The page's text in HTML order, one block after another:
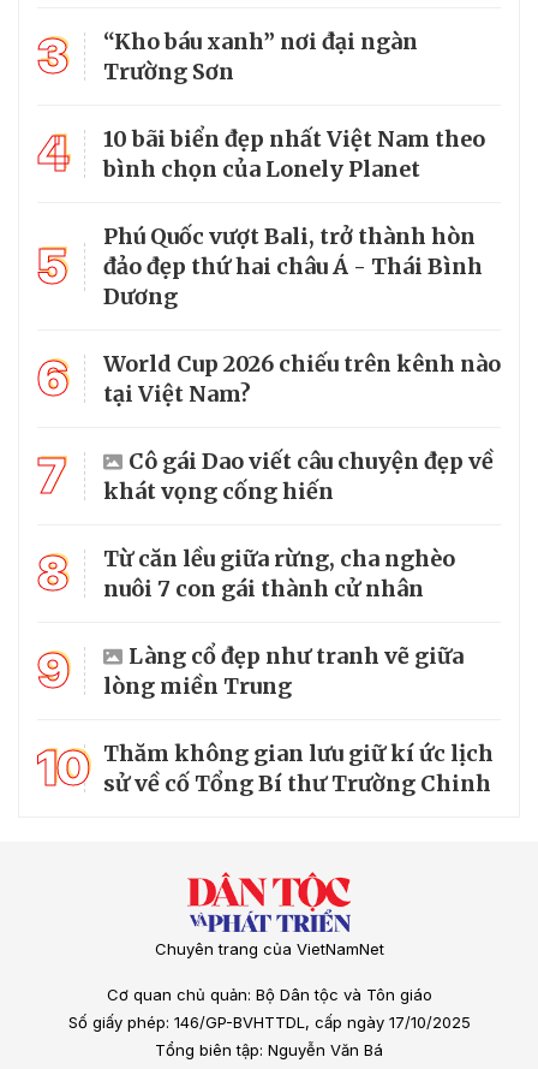
3
“Kho báu xanh” nơi đại ngàn
Trường Sơn
4
10 bãi biển đẹp nhất Việt Nam theo
bình chọn của Lonely Planet
5
Phú Quốc vượt Bali, trở thành hòn
đảo đẹp thứ hai châu Á - Thái Bình
Dương
6
World Cup 2026 chiếu trên kênh nào
tại Việt Nam?
7
Cô gái Dao viết câu chuyện đẹp về
khát vọng cống hiến
8
Từ căn lều giữa rừng, cha nghèo
nuôi 7 con gái thành cử nhân
9
Làng cổ đẹp như tranh vẽ giữa
lòng miền Trung
10 Thăm không gian lưu giữ kí ức lịch
sử về cố Tổng Bí thư Trường Chinh
Chuyên trang của VietNamNet
Cơ quan chủ quản: Bộ Dân tộc và Tôn giáo
Số giấy phép: 146/GP-BVHTTDL, cấp ngày 17/10/2025
Tổng biên tập: Nguyễn Văn Bá